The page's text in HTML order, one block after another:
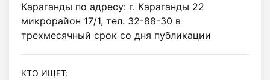
Караганды по адресу: г. Караганды 22
микрорайон 17/1, тел. 32-88-30 в
трехмесячный срок со дня публикации
КТО ИЩЕТ: